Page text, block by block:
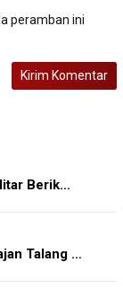
peramban ini
Berik…
Talang …